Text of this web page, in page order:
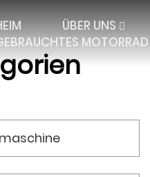
ÜBER UNS
MOTORRAD